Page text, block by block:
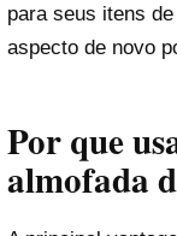
para seus itens de
aspecto de novo
Por que
almofada